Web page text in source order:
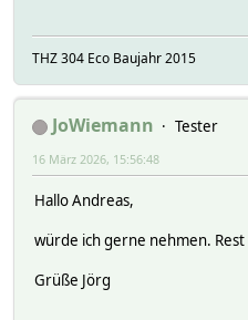
THZ 304 Eco Baujahr 2015
JoWiemann
Tester
16 März 2026, 15:56:48
Hallo Andreas,
würde ich gerne nehmen. Rest
Grüße Jörg